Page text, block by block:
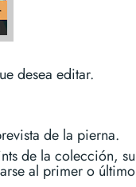
desea editar.
de la pierna.
de la colección, su
al primer o último